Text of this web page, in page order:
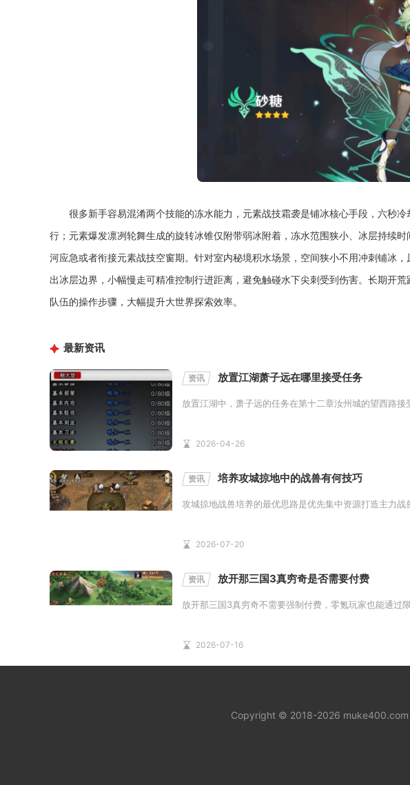
很多新手容易混淆两个技能的冻水能力，元素战技霜袭是铺冰核心手段，六秒
行；元素爆发凛冽轮舞生成的旋转冰锥仅附带弱冰附着，冻水范围狭小、冰层持续
河应急或者衔接元素战技空窗期。针对室内秘境积水场景，空间狭小不用冲刺铺冰
出冰层边界，小幅慢走可精准控制行进距离，避免触碰水下尖刺受到伤害。长期开
队伍的操作步骤，大幅提升大世界探索效率。
最新资讯
资讯 放置江湖萧子远在哪里接受任务
放置江湖中，萧子远的任务在第十二章汝州城的望西路
2026-04-26
资讯 培养攻城掠地中的战兽有何技巧
攻城掠地战兽培养的最优思路是优先集中资源打造主力
2026-07-20
资讯 放开那三国3真穷奇是否需要付费
放开那三国3真穷奇不需要强制付费，零氪玩家也能通过
2026-07-16
Copyright © 2018-2026 muke400.com